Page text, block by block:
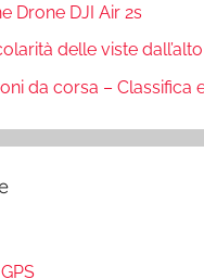
Drone DJI Air 2s
delle viste
da corsa – Classifica